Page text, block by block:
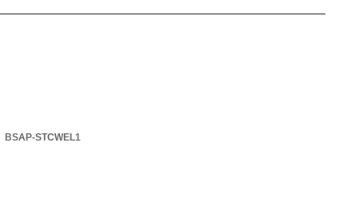
BSAP-STCWEL1